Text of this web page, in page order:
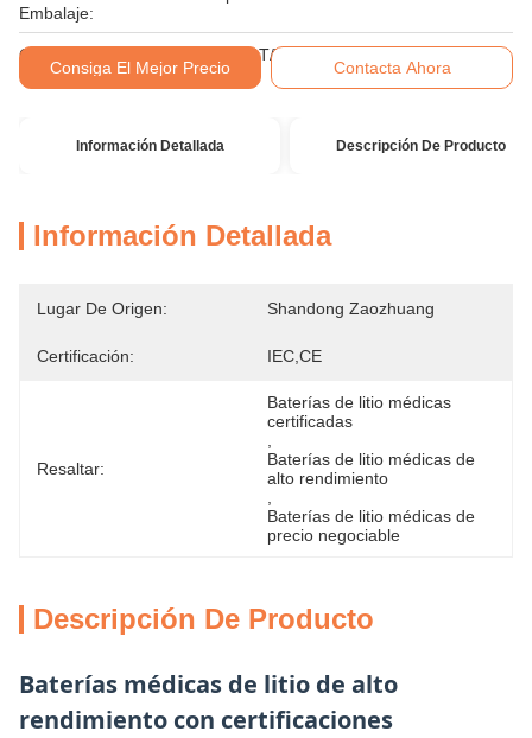
Embalaje:
Condiciones De
Pago:
LC, D/A, D/P, T/T, Unión Occidental
Consiga El Mejor Precio Contacta Ahora
Información Detallada Descripción De Producto
Información Detallada
Lugar De Origen: Shandong Zaozhuang
Certificación: IEC,CE
Resaltar:
Baterías de litio médicas
certificadas
Baterías de litio médicas de
alto rendimiento
Baterías de litio médicas de
precio negociable
Descripción De Producto
Baterías médicas de litio de alto
rendimiento con certificaciones